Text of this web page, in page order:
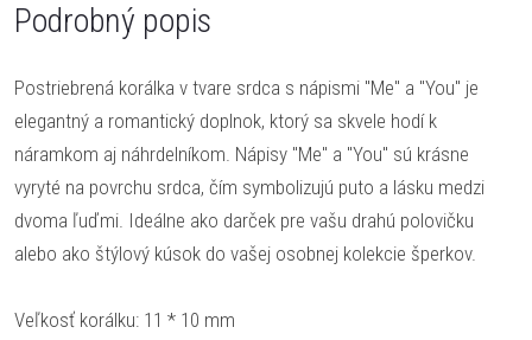
Podrobný popis
Postriebrená korálka v tvare srdca s nápismi "Me" a "You" je
elegantný a romantický doplnok, ktorý sa skvele hodí k
náramkom aj náhrdelníkom. Nápisy "Me" a "You" sú krásne
vyryté na povrchu srdca, čím symbolizujú puto a lásku medzi
dvoma ľuďmi. Ideálne ako darček pre vašu drahú polovičku
alebo ako štýlový kúsok do vašej osobnej kolekcie šperkov.
Veľkosť korálku: 11 * 10 mm